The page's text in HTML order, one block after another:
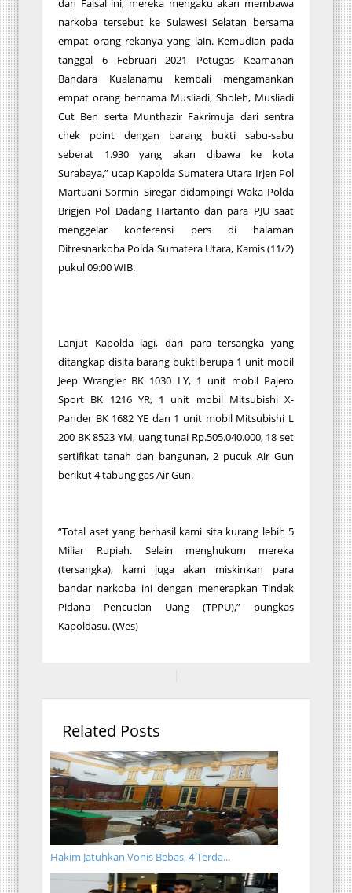
dan Faisal ini, mereka mengaku akan membawa
narkoba tersebut ke Sulawesi Selatan bersama
empat orang rekanya yang lain. Kemudian pada
tanggal 6 Februari 2021 Petugas Keamanan
Bandara Kualanamu kembali mengamankan
empat orang bernama Musliadi, Sholeh, Musliadi
Cut Ben serta Munthazir Fakrimuja dari sentra
chek point dengan barang bukti sabu-sabu
seberat 1.930 yang akan dibawa ke kota
Surabaya,” ucap Kapolda Sumatera Utara Irjen Pol
Martuani Sormin Siregar didampingi Waka Polda
Brigjen Pol Dadang Hartanto dan para PJU saat
menggelar konferensi pers di halaman
Ditresnarkoba Polda Sumatera Utara, Kamis (11/2)
pukul 09:00 WIB.
Lanjut Kapolda lagi, dari para tersangka yang
ditangkap disita barang bukti berupa 1 unit mobil
Jeep Wrangler BK 1030 LY, 1 unit mobil Pajero
Sport BK 1216 YR, 1 unit mobil Mitsubishi X-
Pander BK 1682 YE dan 1 unit mobil Mitsubishi L
200 BK 8523 YM, uang tunai Rp.505.040.000, 18 set
sertifikat tanah dan bangunan, 2 pucuk Air Gun
berikut 4 tabung gas Air Gun.
“Total aset yang berhasil kami sita kurang lebih 5
Miliar Rupiah. Selain menghukum mereka
(tersangka), kami juga akan miskinkan para
bandar narkoba ini dengan menerapkan Tindak
Pidana Pencucian Uang (TPPU),” pungkas
Kapoldasu. (Wes)
Related Posts
Hakim Jatuhkan Vonis Bebas, 4 Terda...